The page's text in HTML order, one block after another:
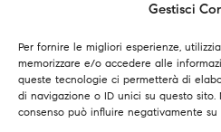
Gestisci
Per fornire le migliori esperienze,
memorizzare e/o accedere alle
queste tecnologie ci permetterà di
di navigazione o ID unici su questo
consenso può influire negativamente